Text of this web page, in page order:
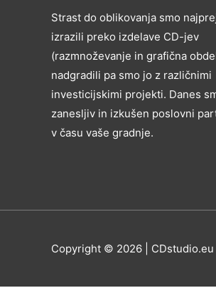
Strast do oblikovanja smo
izrazili preko izdelave CD-jev
(razmnoževanje in grafična
nadgradili pa smo jo z različnimi
investicijskimi projekti. Danes
zanesljiv in izkušen poslovni
v času vaše gradnje.
Copyright © 2026 | CDstudio.eu